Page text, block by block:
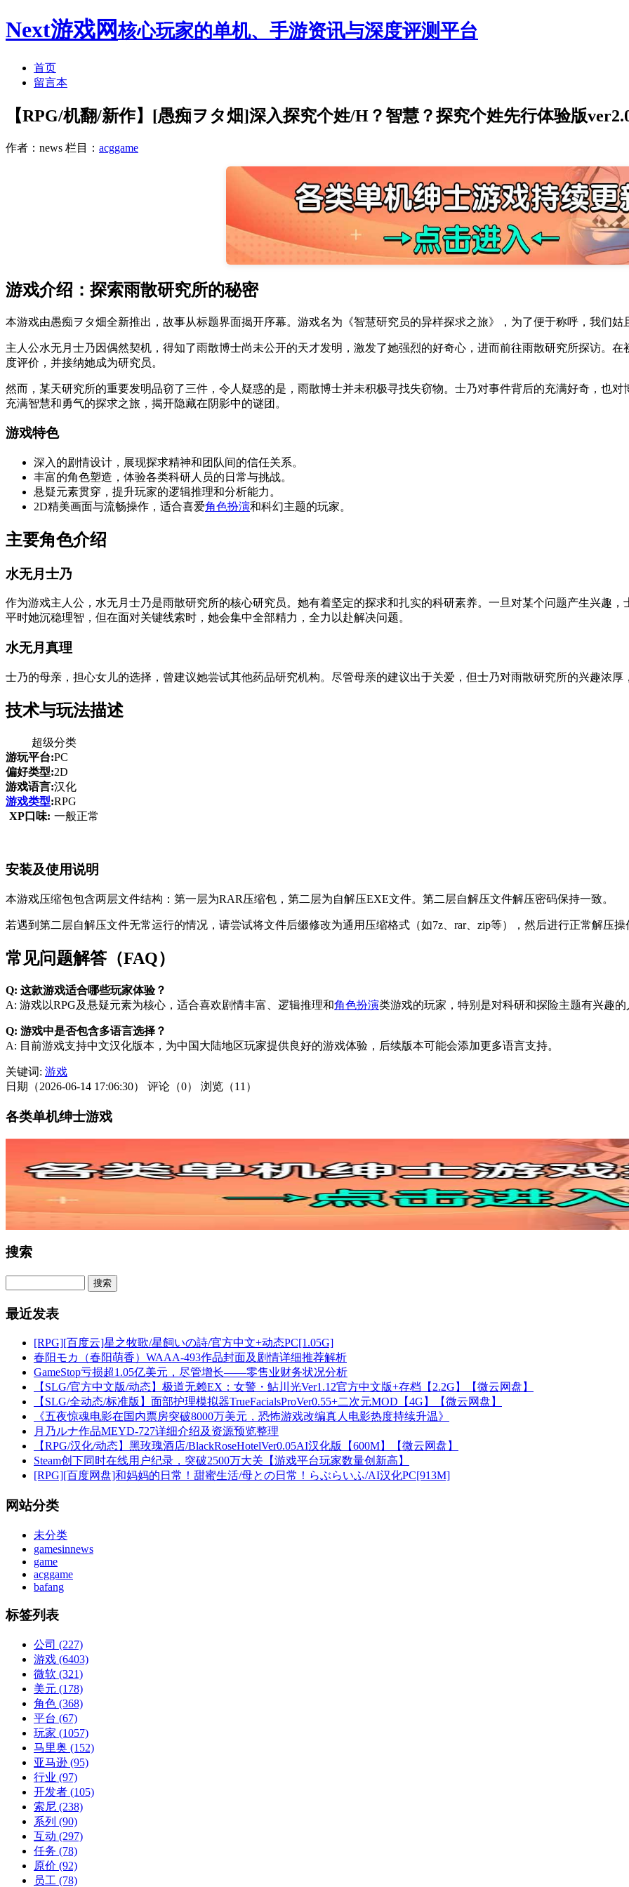
Next游戏网核心玩家的单机、手游资讯与深度评测平台
首页
留言本
【RPG/机翻/新作】[愚痴ヲタ畑]深入探究个姓/H？智慧？探究个姓先行体验版
作者：news 栏目： acggame
游戏介绍：探索雨散研究所的秘密
本游戏由愚痴ヲタ畑全新推出，故事从标题界面揭开序幕。游戏名为《智慧研究员的异样探求之旅》，为了便于称呼，我们姑
主人公水无月士乃因偶然契机，得知了雨散博士尚未公开的天才发明，激发了她强烈的好奇心，进而前往雨散研究所探访。
度评价，并接纳她成为研究员。
然而，某天研究所的重要发明品窃了三件，令人疑惑的是，雨散博士并未积极寻找失窃物。士乃对事件背后的充满好奇，也
充满智慧和勇气的探求之旅，揭开隐藏在阴影中的谜团。
游戏特色
深入的剧情设计，展现探求精神和团队间的信任关系。
丰富的角色塑造，体验各类科研人员的日常与挑战。
悬疑元素贯穿，提升玩家的逻辑推理和分析能力。
2D精美画面与流畅操作，适合喜爱角色扮演和科幻主题的玩家。
主要角色介绍
水无月士乃
作为游戏主人公，水无月士乃是雨散研究所的核心研究员。她有着坚定的探求和扎实的科研素养。一旦对某个问题产生兴趣
平时她沉稳理智，但在面对关键线索时，她会集中全部精力，全力以赴解决问题。
水无月真理
士乃的母亲，担心女儿的选择，曾建议她尝试其他药品研究机构。尽管母亲的建议出于关爱，但士乃对雨散研究所的兴趣浓厚
技术与玩法描述
超级分类
游玩平台:PC
偏好类型:2D
游戏语言:汉化
游戏类型:RPG
XP口味: 一般正常
安装及使用说明
本游戏压缩包包含两层文件结构：第一层为RAR压缩包，第二层为自解压EXE文件。第二层自解压文件解压密码保持一致。
若遇到第二层自解压文件无常运行的情况，请尝试将文件后缀修改为通用压缩格式（如7z、rar、zip等），然后进行正常解压操
常见问题解答（FAQ）
Q: 这款游戏适合哪些玩家体验？
A: 游戏以RPG及悬疑元素为核心，适合喜欢剧情丰富、逻辑推理和角色扮演类游戏的玩家，特别是对科研和探险主题有兴趣的
Q: 游戏中是否包含多语言选择？
A: 目前游戏支持中文汉化版本，为中国大陆地区玩家提供良好的游戏体验，后续版本可能会添加更多语言支持。
关键词: 游戏
日期（2026-06-14 17:06:30）
评论（0） 浏览（11）
各类单机绅士游戏
搜索
最近发表
[RPG][百度云]星之牧歌/星飼いの詩/官方中文+动态PC[1.05G]
春阳モカ（春阳萌香）WAAA-493作品封面及剧情详细推荐解析
GameStop亏损超1.05亿美元，尽管增长——零售业财务状况分析
【SLG/官方中文版/动态】极道无赖EX：女警・鮎川光Ver1.12官方中文版+存档【2.2G】【微云网盘】
【SLG/全动态/标准版】面部护理模拟器TrueFacialsProVer0.55+二次元MOD【4G】【微云网盘】
《五夜惊魂电影在国内票房突破8000万美元，恐怖游戏改编真人电影热度持续升温》
月乃ルナ作品MEYD-727详细介绍及资源预览整理
【RPG/汉化/动态】黑玫瑰酒店/BlackRoseHotelVer0.05AI汉化版【600M】【微云网盘】
Steam创下同时在线用户纪录，突破2500万大关【游戏平台玩家数量创新高】
[RPG][百度网盘]和妈妈的日常！甜蜜生活/母との日常！らぶらいふ/AI汉化PC[913M]
网站分类
未分类
gamesinnews
game
acggame
bafang
标签列表
公司 (227)
游戏 (6403)
微软 (321)
美元 (178)
角色 (368)
平台 (67)
玩家 (1057)
马里奥 (152)
亚马逊 (95)
行业 (97)
开发者 (105)
索尼 (238)
系列 (90)
互动 (297)
任务 (78)
原价 (92)
员工 (78)